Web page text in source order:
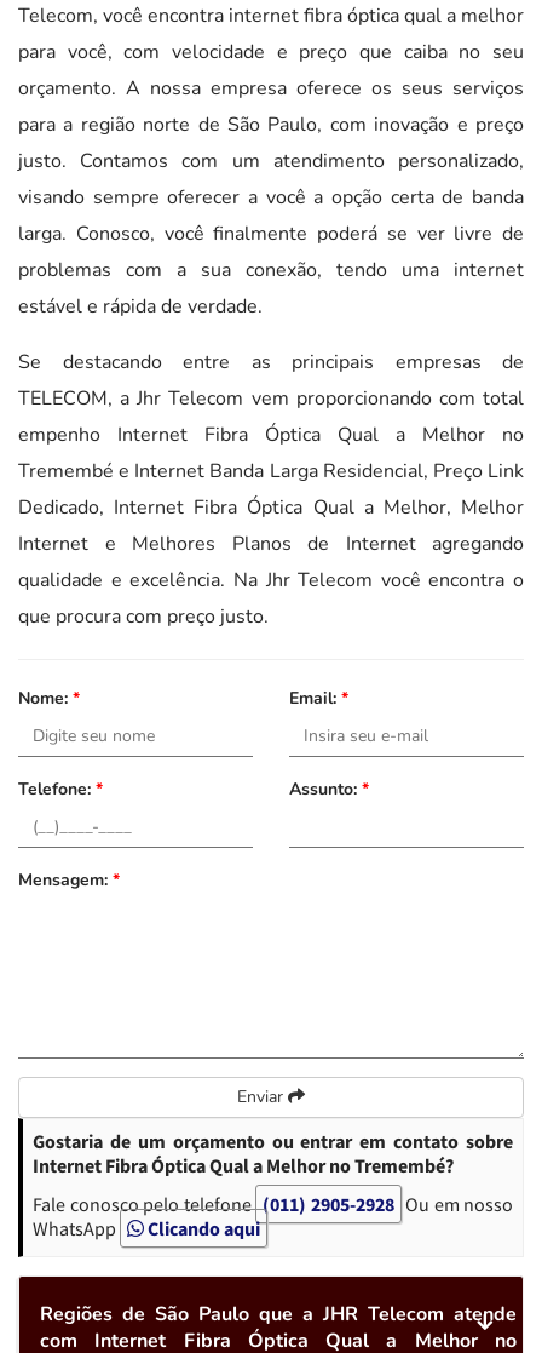
Telecom, você encontra internet fibra óptica qual a melhor
para você, com velocidade e preço que caiba no seu
orçamento. A nossa empresa oferece os seus serviços
para a região norte de São Paulo, com inovação e preço
justo. Contamos com um atendimento personalizado,
visando sempre oferecer a você a opção certa de banda
larga. Conosco, você finalmente poderá se ver livre de
problemas com a sua conexão, tendo uma internet
estável e rápida de verdade.
Se destacando entre as principais empresas de
TELECOM, a Jhr Telecom vem proporcionando com total
empenho Internet Fibra Óptica Qual a Melhor no
Tremembé e Internet Banda Larga Residencial, Preço Link
Dedicado, Internet Fibra Óptica Qual a Melhor, Melhor
Internet e Melhores Planos de Internet agregando
qualidade e excelência. Na Jhr Telecom você encontra o
que procura com preço justo.
Nome: * Email: *
Telefone: * Assunto: *
Mensagem: *
Enviar
Gostaria de um orçamento ou entrar em contato sobre
Internet Fibra Óptica Qual a Melhor no Tremembé?
Fale conosco pelo telefone (011) 2905-2928 Ou em nosso
WhatsApp
Clicando aqui
Regiões de São Paulo que a JHR Telecom atende
com Internet Fibra Óptica Qual a Melhor no